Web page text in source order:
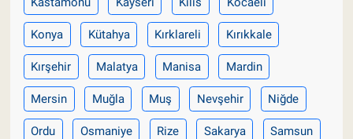
Konya Kütahya Kırklareli Kırıkkale
Kırşehir Malatya Manisa Mardin
Mersin Muğla Muş Nevşehir Niğde
Ordu Osmaniye Rize Sakarya Samsun